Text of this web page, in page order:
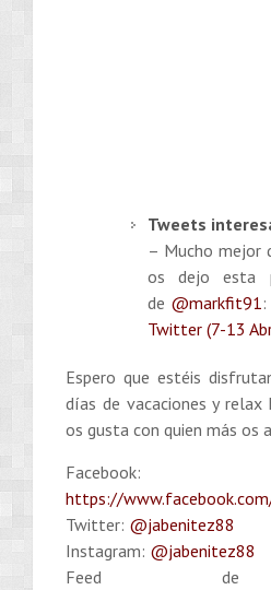
Tweets
– Mucho mejor
os dejo esta
de @markfit91:
Twitter (7-13
Espero que estéis
días de vacaciones y relax
os gusta con quien más os
Facebook:
https://
Twitter: @jabenitez88
Instagram: @jabenitez88
Feed de